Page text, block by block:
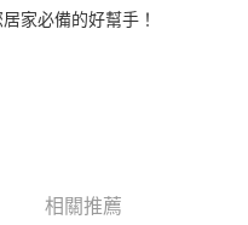
家必備的好幫手！
相關推薦